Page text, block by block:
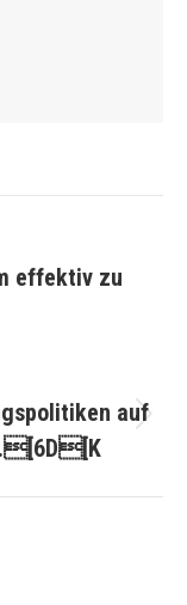
effektiv zu
auf